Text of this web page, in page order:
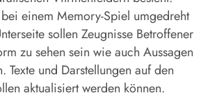
einem Memory-Spiel umgedreht
sollen Zeugnisse Betroffener
zu sehen sein wie auch Aussagen
Texte und Darstellungen auf den
aktualisiert werden können.